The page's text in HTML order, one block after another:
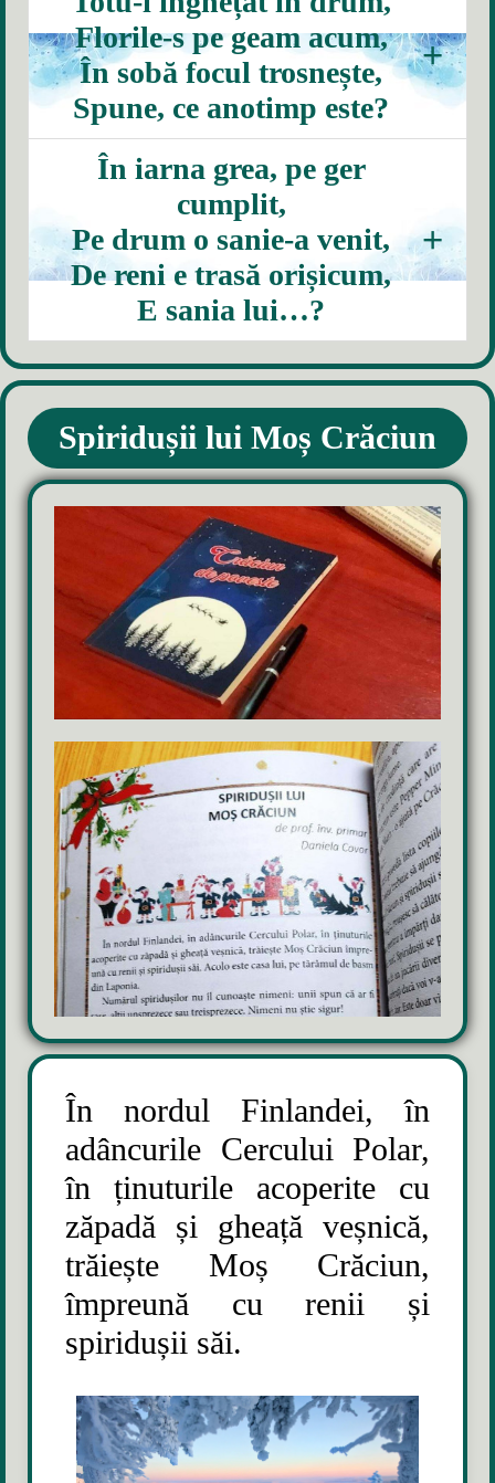
Florile-s pe geam acum,
În sobă focul trosnește,
Spune, ce anotimp este?
+
IARNA
În iarna grea, pe ger
cumplit,
Pe drum o sanie-a venit,
De reni e trasă orișicum,
E sania lui…?
+
MOȘ CRĂCIUN
Spiridușii lui Moș Crăciun
În nordul Finlandei, în
adâncurile Cercului Polar,
în ținuturile acoperite cu
zăpadă și gheață veșnică,
trăiește Moș Crăciun,
împreună cu renii și
spiridușii săi.